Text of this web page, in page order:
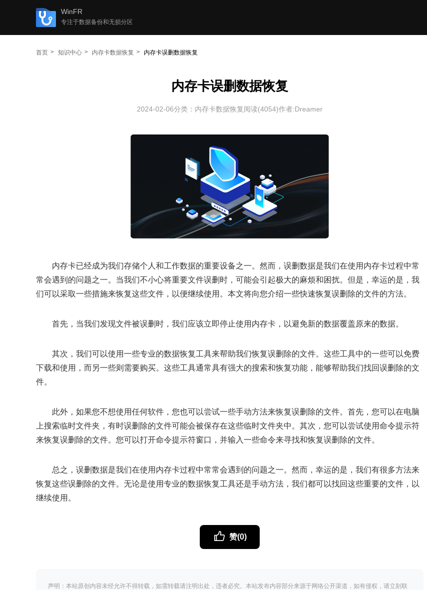
WinFR
专注于数据备份和无损分区
首页 知识中心 内存卡数据恢复 内存卡误删数据恢复
内存卡误删数据恢复
2024-02-06分类： 内存卡数据恢复阅读(4054)作者:Dreamer
内存卡已经成为我们存储个人和工作数据的重要设备之一。然而，误删数据是我们在使用内存卡过程中常
常会遇到的问题之一。当我们不小心将重要文件误删时，可能会引起极大的麻烦和困扰。但是，幸运的是，我
们可以采取一些措施来恢复这些文件，以便继续使用。本文将向您介绍一些快速恢复误删除的文件的方法。
首先，当我们发现文件被误删时，我们应该立即停止使用内存卡，以避免新的数据覆盖原来的数据。
其次，我们可以使用一些专业的数据恢复工具来帮助我们恢复误删除的文件。这些工具中的一些可以免费
下载和使用，而另一些则需要购买。这些工具通常具有强大的搜索和恢复功能，能够帮助我们找回误删除的文
件。
此外，如果您不想使用任何软件，您也可以尝试一些手动方法来恢复误删除的文件。首先，您可以在电脑
上搜索临时文件夹，有时误删除的文件可能会被保存在这些临时文件夹中。其次，您可以尝试使用命令提示符
来恢复误删除的文件。您可以打开命令提示符窗口，并输入一些命令来寻找和恢复误删除的文件。
总之，误删数据是我们在使用内存卡过程中常常会遇到的问题之一。然而，幸运的是，我们有很多方法来
恢复这些误删除的文件。无论是使用专业的数据恢复工具还是手动方法，我们都可以找回这些重要的文件，以
继续使用。
赞(0)
声明：本站原创内容未经允许不得转载，如需转载请注明出处，违者必究。本站发布内容部分来源于网络公开渠道，如有侵权，请立刻联